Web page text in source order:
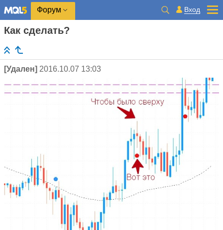
Форум Вход
Как сделать?
[Удален] 2016.10.07 13:03